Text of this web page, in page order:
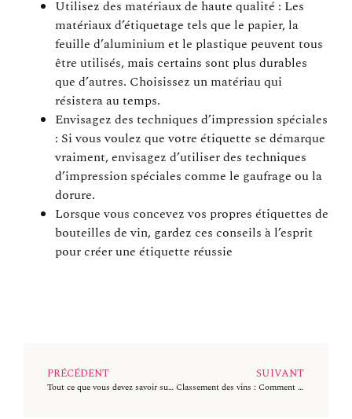
Utilisez des matériaux de haute qualité : Les
matériaux d’étiquetage tels que le papier, la
feuille d’aluminium et le plastique peuvent tous
être utilisés, mais certains sont plus durables
que d’autres. Choisissez un matériau qui
résistera au temps.
Envisagez des techniques d’impression spéciales
: Si vous voulez que votre étiquette se démarque
vraiment, envisagez d’utiliser des techniques
d’impression spéciales comme le gaufrage ou la
dorure.
Lorsque vous concevez vos propres étiquettes de
bouteilles de vin, gardez ces conseils à l’esprit
pour créer une étiquette réussie
PRÉCÉDENT
Tout ce que vous devez savoir sur les carafes à vin
SUIVANT
Classement des vins : Comment et pourquoi notons-nous les vins ?